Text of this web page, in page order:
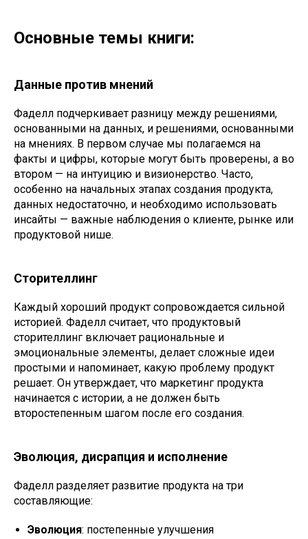
Основные темы книги:
Данные против мнений
Фаделл подчеркивает разницу между решениями,
основанными на данных, и решениями, основанными
на мнениях. В первом случае мы полагаемся на
факты и цифры, которые могут быть проверены, а во
втором — на интуицию и визионерство. Часто,
особенно на начальных этапах создания продукта,
данных недостаточно, и необходимо использовать
инсайты — важные наблюдения о клиенте, рынке или
продуктовой нише.
Сторителлинг
Каждый хороший продукт сопровождается сильной
историей. Фаделл считает, что продуктовый
сторителлинг включает рациональные и
эмоциональные элементы, делает сложные идеи
простыми и напоминает, какую проблему продукт
решает. Он утверждает, что маркетинг продукта
начинается с истории, а не должен быть
второстепенным шагом после его создания.
Эволюция, дисрапция и исполнение
Фаделл разделяет развитие продукта на три
составляющие:
Эволюция: постепенные улучшения